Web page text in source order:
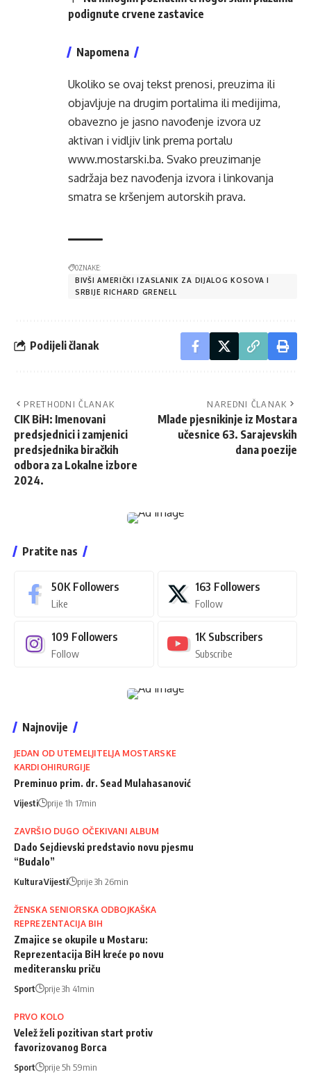
podignute crvene zastavice
Napomena
Ukoliko se ovaj tekst prenosi, preuzima ili
objavljuje na drugim portalima ili medijima,
obavezno je jasno navođenje izvora uz
aktivan i vidljiv link prema portalu
www.mostarski.ba. Svako preuzimanje
sadržaja bez navođenja izvora i linkovanja
smatra se kršenjem autorskih prava.
OZNAKE:
BIVŠI AMERIČKI IZASLANIK ZA DIJALOG KOSOVA I
SRBIJE RICHARD GRENELL
Podijeli članak
PRETHODNI ČLANAK
CIK BiH: Imenovani
predsjednici i zamjenici
predsjednika biračkih
odbora za Lokalne izbore
2024.
NAREDNI ČLANAK
Mlade pjesnikinje iz Mostara
učesnice 63. Sarajevskih
dana poezije
Pratite nas
50K Followers
Like
163 Followers
Follow
109 Followers
Follow
1K Subscribers
Subscribe
Najnovije
JEDAN OD UTEMELJITELJA MOSTARSKE
KARDIOHIRURGIJE
Preminuo prim. dr. Sead Mulahasanović
Vijesti prije 1h 17min
ZAVRŠIO DUGO OČEKIVANI ALBUM
Dado Sejdievski predstavio novu pjesmu
“Budalo”
KulturaVijesti prije 3h 26min
ŽENSKA SENIORSKA ODBOJKAŠKA
REPREZENTACIJA BIH
Zmajice se okupile u Mostaru:
Reprezentacija BiH kreće po novu
mediteransku priču
Sport prije 3h 41min
PRVO KOLO
Velež želi pozitivan start protiv
favorizovanog Borca
Sport prije 5h 59min